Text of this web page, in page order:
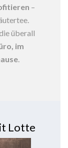
–
überall
im
.
Lotte